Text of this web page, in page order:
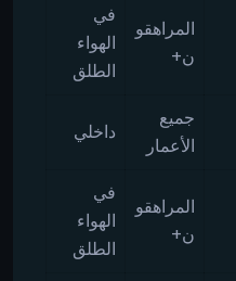
المراهقو
ن+
في
الهواء
الطلق
جميع
الأعمار
داخلي
المراهقو
ن+
في
الهواء
الطلق